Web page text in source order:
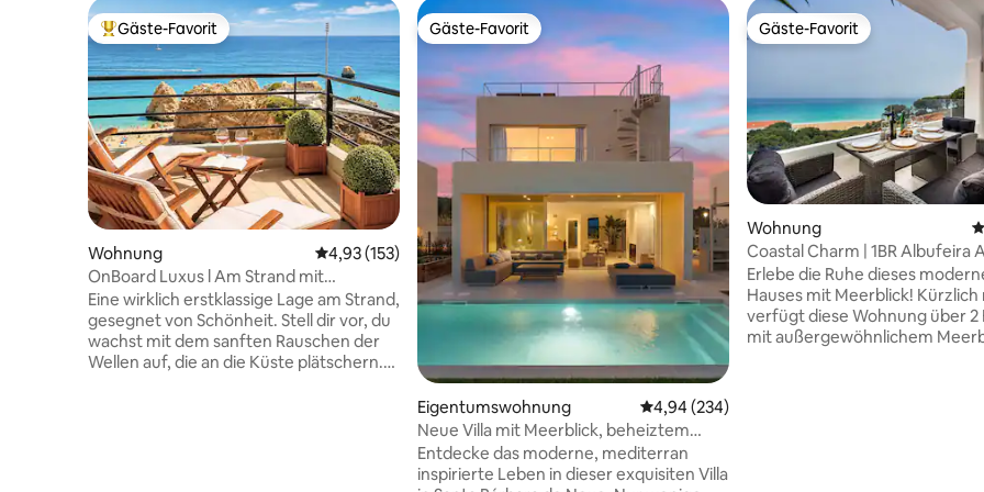
Beliebter Gäste-Favorit.
Gäste-Favorit
Wohnung Durchschnittliche Bewertung: 4,93 von 5, 153 Bewertungen
4,93 (153)
OnBoard Luxus l Am Strand mit
Panorama-Meerblick
Eine wirklich erstklassige Lage am Strand,
gesegnet von Schönheit. Stell dir vor, du
wachst mit dem sanften Rauschen der
Wellen auf, die an die Küste plätschern.
Gäste-Favorit
Gäste-Favorit
Eigentumswohnung Durchschnittliche Bewertung: 4,94 von 5,
4,94 (234)
Neue Villa mit Meerblick, beheiztem
Pool, Whirlpool auf dem Dach
Entdecke das moderne, mediterran
inspirierte Leben in dieser exquisiten Villa
Gäste-Favorit
Gäste-Favorit
Wohnung
Coastal Charm | 1BR Albufeira
Erlebe die Ruhe dieses
Hauses mit Meerblick!
verfügt diese Wohnung über 2
mit außergewöhnlichem